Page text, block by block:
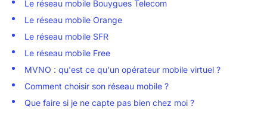
Le réseau mobile Bouygues Telecom
Le réseau mobile Orange
Le réseau mobile SFR
Le réseau mobile Free
MVNO : qu'est ce qu'un opérateur mobile virtuel ?
Comment choisir son réseau mobile ?
Que faire si je ne capte pas bien chez moi ?